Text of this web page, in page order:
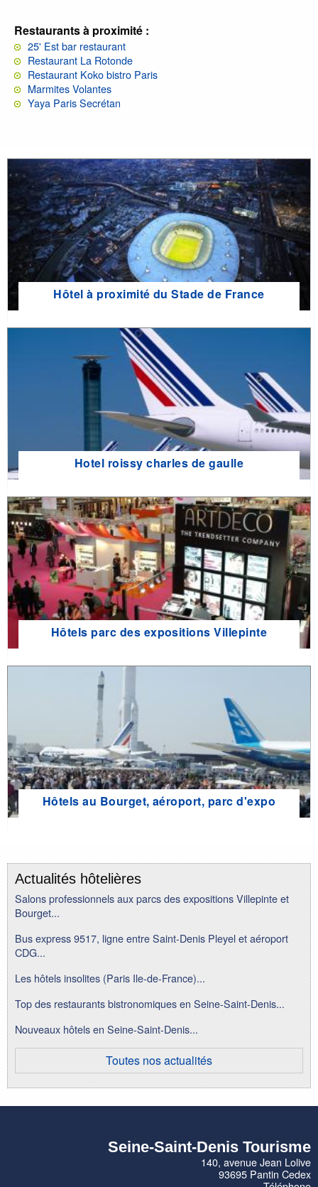
Restaurants à proximité :
25' Est bar restaurant
Restaurant La Rotonde
Restaurant Koko bistro Paris
Marmites Volantes
Yaya Paris Secrétan
Hôtel à proximité du Stade de France
Hotel roissy charles de gaulle
Hôtels parc des expositions Villepinte
Hôtels au Bourget, aéroport, parc d'expo
Actualités hôtelières
Salons professionnels aux parcs des expositions Villepinte et
Bourget...
Bus express 9517, ligne entre Saint-Denis Pleyel et aéroport
CDG...
Les hôtels insolites (Paris Ile-de-France)...
Top des restaurants bistronomiques en Seine-Saint-Denis...
Nouveaux hôtels en Seine-Saint-Denis...
Toutes nos actualités
Seine-Saint-Denis Tourisme
140, avenue Jean Lolive
93695 Pantin Cedex